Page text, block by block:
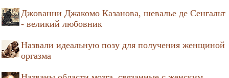
Джованни Джакомо Казанова, шевалье де Сенгальт
- великий любовник
Назвали идеальную позу для получения женщиной
оргазма